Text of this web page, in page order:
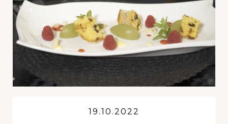
19.10.2022